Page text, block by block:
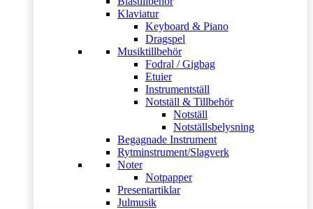
Klaviatur
Keyboard & Piano
Dragspel
Musiktillbehör
Fodral / Gigbag
Etuier
Instrumentställ
Notställ & Tillbehör
Notställ
Notställsbelysning
Begagnade Instrument
Rytminstrument/Slagverk
Noter
Notpapper
Presentartiklar
Julmusik